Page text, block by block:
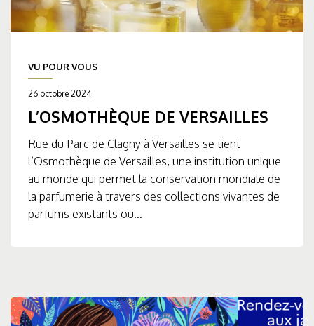
VU POUR VOUS
26 octobre 2024
L’OSMOTHÈQUE DE VERSAILLES
Rue du Parc de Clagny à Versailles se tient
l’Osmothèque de Versailles, une institution unique
au monde qui permet la conservation mondiale de
la parfumerie à travers des collections vivantes de
parfums existants ou...